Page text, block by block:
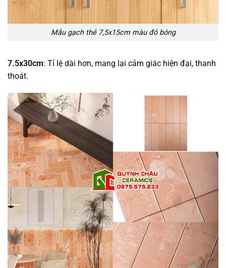
Mẫu gạch thẻ 7,5x15cm màu đỏ bóng
7.5x30cm: Tỉ lệ dài hơn, mang lại cảm giác hiện đại, thanh
thoát.